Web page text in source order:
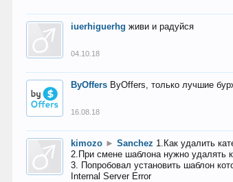
iuerhiguerhg живи и радуйся
04.10.18
ByOffers ByOffers, только лучшие
16.08.18
kimozo ► Sanchez 1.Как удалить
2.При смене шаблона нужно удалять
3. Попробовал установить шаблон
Internal Server Error